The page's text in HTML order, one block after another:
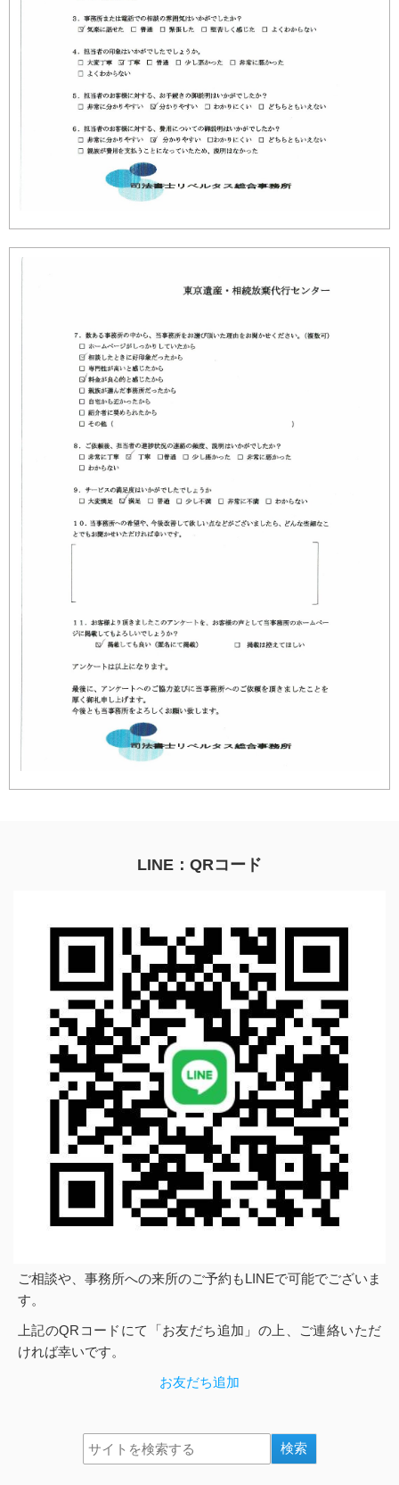
LINE：QRコード
ご相談や、事務所への来所のご予約もLINEで可能でございま
す。
上記のQRコードにて「お友だち追加」の上、ご連絡いただ
ければ幸いです。
お友だち追加